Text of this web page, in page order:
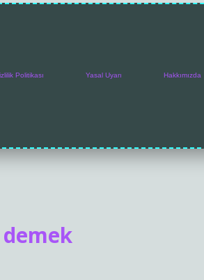
Politikası Yasal Uyarı Hakkımızda